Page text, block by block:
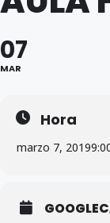
07
MAR
Hora
marzo 7, 2019